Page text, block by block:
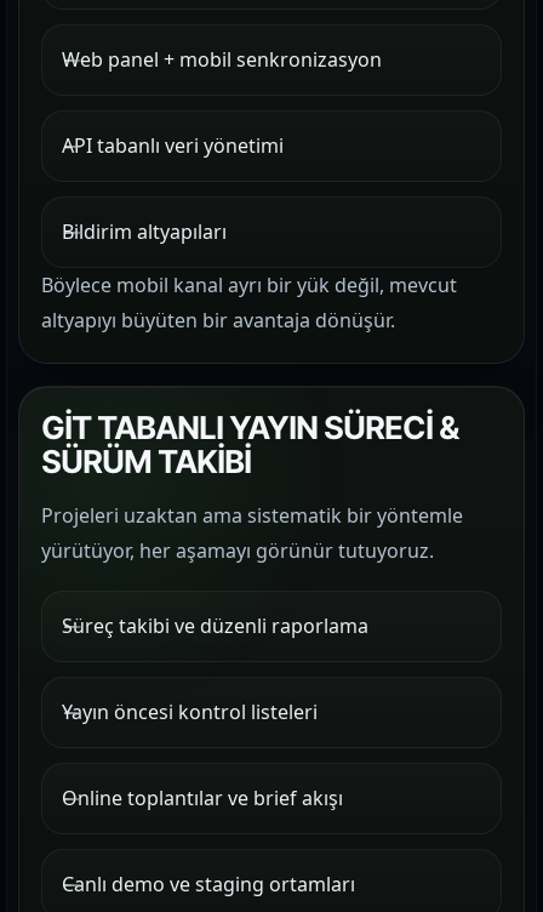
Web panel + mobil senkronizasyon
API tabanlı veri yönetimi
Bildirim altyapıları
Böylece mobil kanal ayrı bir yük değil, mevcut
altyapıyı büyüten bir avantaja dönüşür.
GİT TABANLI YAYIN SÜRECİ &
SÜRÜM TAKİBİ
Projeleri uzaktan ama sistematik bir yöntemle
yürütüyor, her aşamayı görünür tutuyoruz.
Süreç takibi ve düzenli raporlama
Yayın öncesi kontrol listeleri
Online toplantılar ve brief akışı
Canlı demo ve staging ortamları